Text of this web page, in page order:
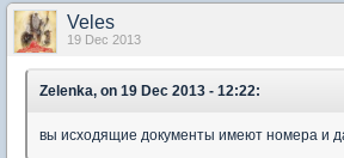
Veles
19 Dec 2013
Zelenka, on 19 Dec 2013 - 12:22:
вы исходящие документы имеют номера и